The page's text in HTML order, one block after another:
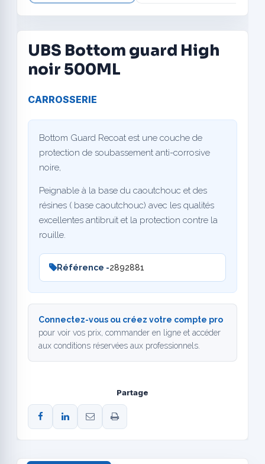
UBS Bottom guard High
noir 500ML
CARROSSERIE
Bottom Guard Recoat est une couche de
protection de soubassement anti-corrosive
noire,
Peignable à la base du caoutchouc et des
résines ( base caoutchouc) avec les qualités
excellentes antibruit et la protection contre la
rouille.
Référence -2892881
Connectez-vous ou créez votre compte pro
pour voir vos prix, commander en ligne et accéder
aux conditions réservées aux professionnels.
Partage